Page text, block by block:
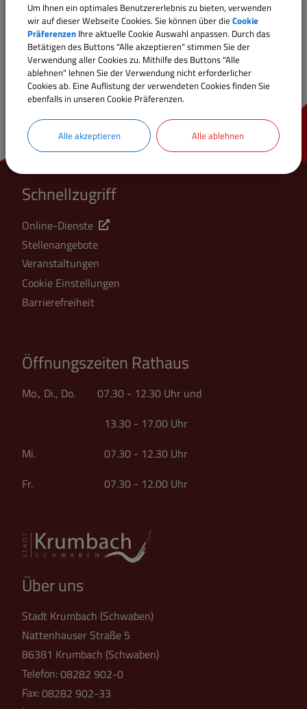
Schnellzugriff
Online-Dienste
Stellenangebote
Veranstaltungen
Cookie Einstellungen
Barrierefreiheit
Öffnungszeiten Rathaus
Mo., Di., Do. 07.30 - 12.30 Uhr und
13.30 - 17.00 Uhr
Mi. 07.30 - 12.30 Uhr
Fr. 07.30 - 12.00 Uhr
Über uns
Stadt Krumbach (Schwaben)
Nattenhauser Straße 5
86381 Krumbach (Schwaben)
Telefon:08282 902-0
Fax:08282 902-33
Um Ihnen ein optimales Benutzererlebnis zu bieten, verwenden
wir auf dieser Webseite Cookies. Sie können über die Cookie
Präferenzen Ihre aktuelle Cookie Auswahl anpassen. Durch das
Betätigen des Buttons "Alle akzeptieren" stimmen Sie der
Verwendung aller Cookies zu. Mithilfe des Buttons "Alle
ablehnen" lehnen Sie der Verwendung nicht erforderlicher
Cookies ab. Eine Auflistung der verwendeten Cookies finden Sie
ebenfalls in unseren Cookie Präferenzen.
Alle akzeptieren Alle ablehnen